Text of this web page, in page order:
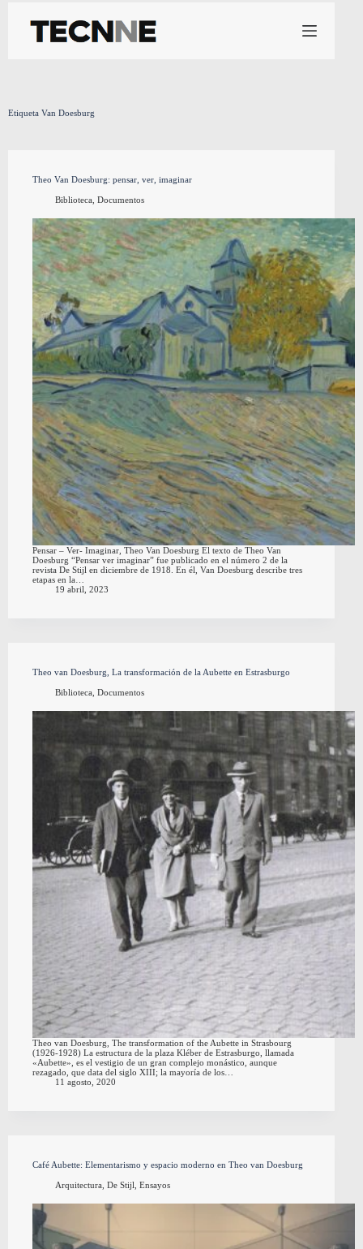
contenido
Etiqueta Van Doesburg
Theo Van Doesburg: pensar, ver, imaginar
Biblioteca, Documentos
Pensar – Ver- Imaginar, Theo Van Doesburg El texto de Theo Van
Doesburg “Pensar ver imaginar” fue publicado en el número 2 de la
revista De Stijl en diciembre de 1918. En él, Van Doesburg describe tres
etapas en la…
19 abril, 2023
Theo van Doesburg, La transformación de la Aubette en Estrasburgo
Biblioteca, Documentos
Theo van Doesburg, The transformation of the Aubette in Strasbourg
(1926-1928) La estructura de la plaza Kléber de Estrasburgo, llamada
«Aubette», es el vestigio de un gran complejo monástico, aunque
rezagado, que data del siglo XIII; la mayoría de los…
11 agosto, 2020
Café Aubette: Elementarismo y espacio moderno en Theo van Doesburg
Arquitectura, De Stijl Ensayos